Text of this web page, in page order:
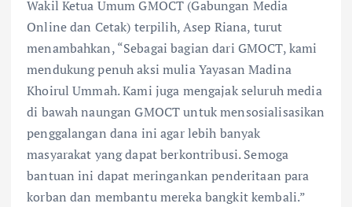
Wakil Ketua Umum GMOCT (Gabungan Media
Online dan Cetak) terpilih, Asep Riana, turut
menambahkan, “Sebagai bagian dari GMOCT, kami
mendukung penuh aksi mulia Yayasan Madina
Khoirul Ummah. Kami juga mengajak seluruh media
di bawah naungan GMOCT untuk mensosialisasikan
penggalangan dana ini agar lebih banyak
masyarakat yang dapat berkontribusi. Semoga
bantuan ini dapat meringankan penderitaan para
korban dan membantu mereka bangkit kembali.”